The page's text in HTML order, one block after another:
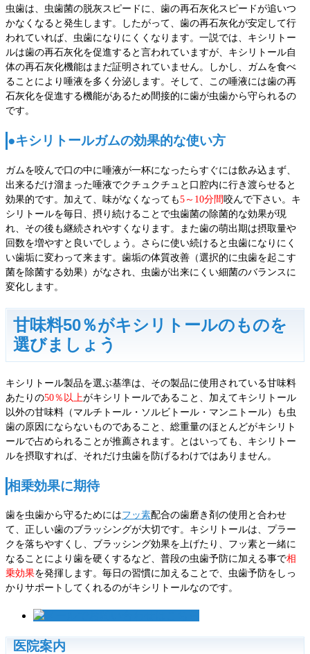
虫歯は、虫歯菌の脱灰スピードに、歯の再石灰化スピードが追いつ
かなくなると発生します。したがって、歯の再石灰化が安定して行
われていれば、虫歯になりにくくなります。一説では、キシリトー
ルは歯の再石灰化を促進すると言われていますが、キシリトール自
体の再石灰化機能はまだ証明されていません。しかし、ガムを食べ
ることにより唾液を多く分泌します。そして、この唾液には歯の再
石灰化を促進する機能があるため間接的に歯が虫歯から守られるの
です。
●キシリトールガムの効果的な使い方
ガムを咬んで口の中に唾液が一杯になったらすぐには飲み込まず、
出来るだけ溜まった唾液でクチュクチュと口腔内に行き渡らせると
効果的です。加えて、味がなくなっても5～10分間咬んで下さい。キ
シリトールを毎日、摂り続けることで虫歯菌の除菌的な効果が現
れ、その後も継続されやすくなります。また歯の萌出期は摂取量や
回数を増やすと良いでしょう。さらに使い続けると虫歯になりにく
い歯垢に変わって来ます。歯垢の体質改善（選択的に虫歯を起こす
菌を除菌する効果）がなされ、虫歯が出来にくい細菌のバランスに
変化します。
甘味料50％がキシリトールのものを
選びましょう
キシリトール製品を選ぶ基準は、その製品に使用されている甘味料
あたりの50％以上がキシリトールであること、加えてキシリトール
以外の甘味料（マルチトール・ソルビトール・マンニトール）も虫
歯の原因にならないものであること、総重量のほとんどがキシリト
ールで占められることが推薦されます。とはいっても、キシリトー
ルを摂取すれば、それだけ虫歯を防げるわけではありません。
相乗効果に期待
歯を虫歯から守るためにはフッ素配合の歯磨き剤の使用と合わせ
て、正しい歯のブラッシングが大切です。キシリトールは、プラー
クを落ちやすくし、ブラッシング効果を上げたり、フッ素と一緒に
なることにより歯を硬くするなど、普段の虫歯予防に加える事で相
乗効果を発揮します。毎日の習慣に加えることで、虫歯予防をしっ
かりサポートしてくれるのがキシリトールなのです。
医院案内